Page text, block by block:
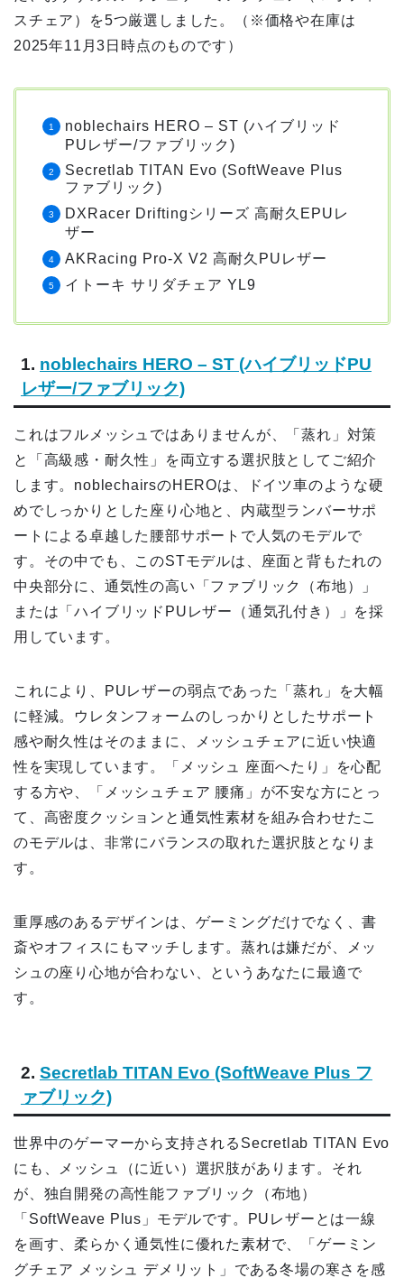
スチェア）を5つ厳選しました。（※価格や在庫は
2025年11月3日時点のものです）
noblechairs HERO – ST (ハイブリッド
PUレザー/ファブリック)
Secretlab TITAN Evo (SoftWeave Plus
ファブリック)
DXRacer Driftingシリーズ 高耐久EPUレ
ザー
AKRacing Pro-X V2 高耐久PUレザー
イトーキ サリダチェア YL9
1. noblechairs HERO – ST (ハイブリッドPU
レザー/ファブリック)
これはフルメッシュではありませんが、「蒸れ」対策
と「高級感・耐久性」を両立する選択肢としてご紹介
します。noblechairsのHEROは、ドイツ車のような硬
めでしっかりとした座り心地と、内蔵型ランバーサポ
ートによる卓越した腰部サポートで人気のモデルで
す。その中でも、このSTモデルは、座面と背もたれの
中央部分に、通気性の高い「ファブリック（布地）」
または「ハイブリッドPUレザー（通気孔付き）」を採
用しています。
これにより、PUレザーの弱点であった「蒸れ」を大幅
に軽減。ウレタンフォームのしっかりとしたサポート
感や耐久性はそのままに、メッシュチェアに近い快適
性を実現しています。「メッシュ 座面へたり」を心配
する方や、「メッシュチェア 腰痛」が不安な方にとっ
て、高密度クッションと通気性素材を組み合わせたこ
のモデルは、非常にバランスの取れた選択肢となりま
す。
重厚感のあるデザインは、ゲーミングだけでなく、書
斎やオフィスにもマッチします。蒸れは嫌だが、メッ
シュの座り心地が合わない、というあなたに最適で
す。
2. Secretlab TITAN Evo (SoftWeave Plus フ
ァブリック)
世界中のゲーマーから支持されるSecretlab TITAN Evo
にも、メッシュ（に近い）選択肢があります。それ
が、独自開発の高性能ファブリック（布地）
「SoftWeave Plus」モデルです。PUレザーとは一線
を画す、柔らかく通気性に優れた素材で、「ゲーミン
グチェア メッシュ デメリット」である冬場の寒さを感